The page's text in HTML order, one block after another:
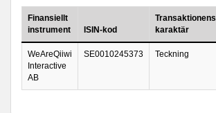
Finansiellt
instrument
ISIN-kod
Transaktionens
karaktär
WeAreQiiwi
Interactive
AB
SE0010245373 Teckning